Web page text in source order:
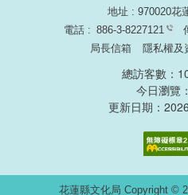
地址 : 970020花
電話 : 886-3-8227121
局長信箱
隱私權及
總訪客數：
今日瀏覽
更新日期：
花蓮縣文化局 Copyright ©